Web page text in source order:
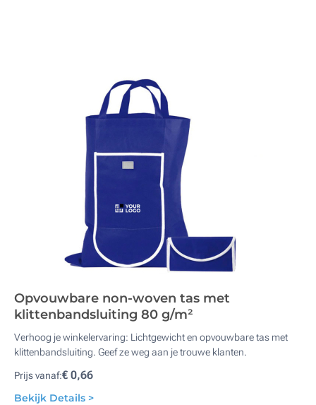
Opvouwbare non-woven tas met
klittenbandsluiting 80 g/m²
Verhoog je winkelervaring: Lichtgewicht en opvouwbare tas met
klittenbandsluiting. Geef ze weg aan je trouwe klanten.
Prijs vanaf:€ 0,66
Bekijk Details >